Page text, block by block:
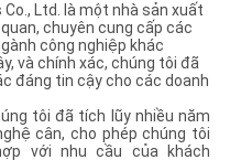
Ltd. là một nhà sản xuất
chuyên cung cấp các
công nghiệp khác
và chính xác, chúng tôi đã
đáng tin cậy cho các doanh
tôi đã tích lũy nhiều năm
cân, cho phép chúng tôi
với nhu cầu của khách